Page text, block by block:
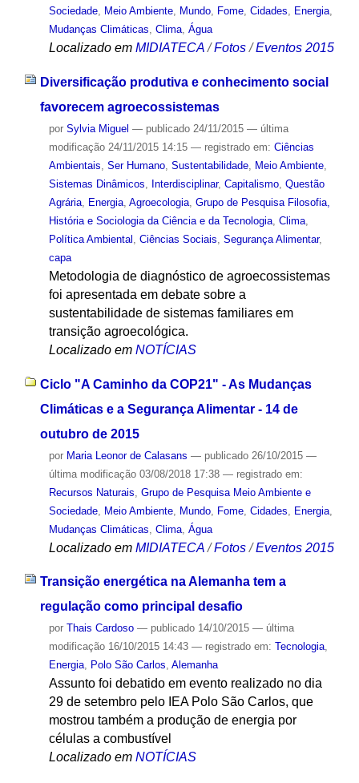
Sociedade, Meio Ambiente, Mundo, Fome, Cidades, Energia,
Mudanças Climáticas, Clima, Água
Localizado em MIDIATECA /Fotos /Eventos 2015
Diversificação produtiva e conhecimento social
favorecem agroecossistemas
por Sylvia Miguel — publicado24/11/2015 — última
modificação24/11/2015 14:15 — registrado em: Ciências
Ambientais, Ser Humano, Sustentabilidade, Meio Ambiente,
Sistemas Dinâmicos, Interdisciplinar, Capitalismo, Questão
Agrária, Energia, Agroecologia, Grupo de Pesquisa Filosofia,
História e Sociologia da Ciência e da Tecnologia, Clima,
Política Ambiental , Ciências Sociais, Segurança Alimentar,
capa
Metodologia de diagnóstico de agroecossistemas
foi apresentada em debate sobre a
sustentabilidade de sistemas familiares em
transição agroecológica.
Localizado em NOTÍCIAS
Ciclo "A Caminho da COP21" - As Mudanças
Climáticas e a Segurança Alimentar - 14 de
outubro de 2015
por Maria Leonor de Calasans — publicado26/10/2015 —
última modificação03/08/2018 17:38 — registrado em:
Recursos Naturais Grupo de Pesquisa Meio Ambiente e
Sociedade, Meio Ambiente, Mundo, Fome, Cidades Energia,
Mudanças Climáticas Clima, Água
Localizado em MIDIATECA /Fotos /Eventos 2015
Transição energética na Alemanha tem a
regulação como principal desafio
por Thais Cardoso — publicado14/10/2015 — última
modificação16/10/2015 14:43 — registrado em: Tecnologia,
Energia, Polo São Carlos, Alemanha
Assunto foi debatido em evento realizado no dia
29 de setembro pelo IEA Polo São Carlos, que
mostrou também a produção de energia por
células a combustível
Localizado em NOTÍCIAS